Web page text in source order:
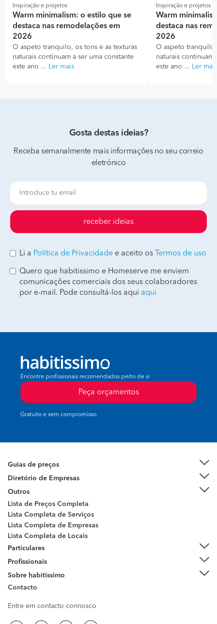
Inspiração e projetos
Warm minimalism: o estilo que se
destaca nas remodelações em
2026
O aspeto tranquilo, os tons e as texturas
naturais continuam a ser uma constante
este ano ... Ler mais
Inspiração e projetos
Warm
destaca nas
2026
O aspeto
naturais continuam
este ano ... Ler mais
Gosta destas ideias?
Receba semanalmente mais informações no seu correio
eletrónico
receber ideias
Li a Política de Privacidade e aceito os Termos de uso
Quero que habitissimo e Homeserve me enviem
comunicações comerciais dos seus colaboradores
por e-mail. Pode consultá-los aqui aqui
Encontre profissionais recomendados perto de si
Peça orçamentos
Gratuito e sem compromisso.
Guias de preços
Diretório de Empresas
Outros
Lista de Preços Completa
Lista Completa de Serviços
Lista Completa de Empresas
Lista Completa de Locais
Particulares
Profissionais
Sobre habitissimo
Contacto
Entre em contacto connosco